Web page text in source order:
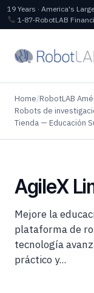
19 Years · America's
1‑87‑RobotLAB
Home/RobotLAB
Robots de
Tienda — Educación
AgileX
Mejore la
plataforma de
tecnología
práctico y...